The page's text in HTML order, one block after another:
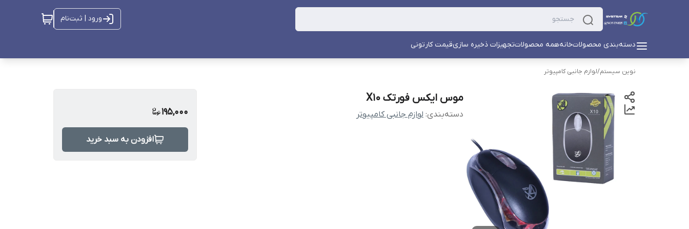
ورود | ثبت‌نام
دسته‌بندی محصولاتخانههمه محصولاتتجهیزات ذخیره سازیقیمت کارتونی
نوین سیستم/لوازم جانبی کامپیوتر
موس ایکس فورتک X10
دسته‌بندی: لوازم جانبی کامپیوتر 195,000
افزودن به سبد خرید